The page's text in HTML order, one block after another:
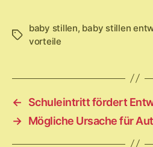
Schlagwörter
baby stillen, baby stillen
vorteile
←
Schuleintritt fördert
→ Mögliche Ursache für